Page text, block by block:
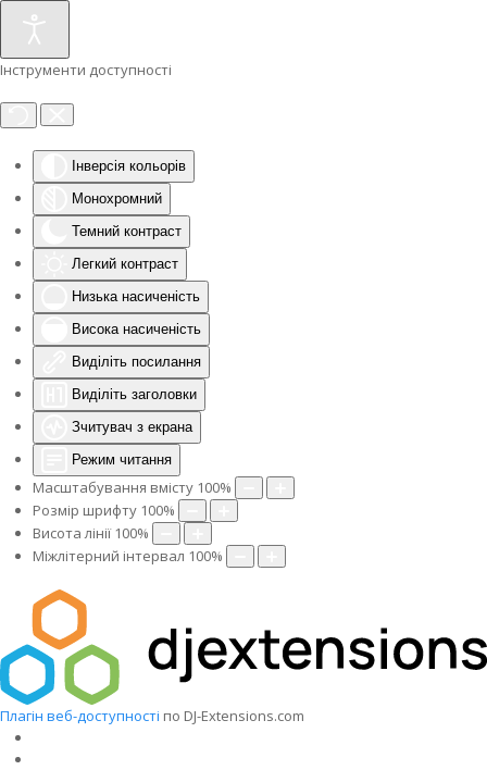
Інструменти доступності
Інверсія кольорів
Монохромний
Темний контраст
Легкий контраст
Низька насиченість
Висока насиченість
Виділіть посилання
Виділіть заголовки
Зчитувач з екрана
Режим читання
Масштабування вмісту 100%
Розмір шрифту 100%
Висота лінії 100%
Міжлітерний інтервал 100%
Плагін веб-доступності по DJ-Extensions.com